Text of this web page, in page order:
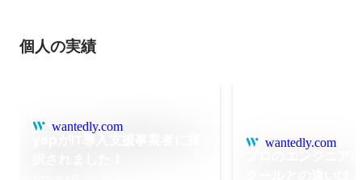
個人の実績
wantedly.com
wantedly.com